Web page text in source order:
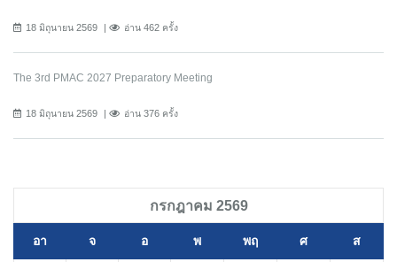
18 มิถุนายน 2569 อ่าน 462 ครั้ง
The 3rd PMAC 2027 Preparatory Meeting
18 มิถุนายน 2569 อ่าน 376 ครั้ง
กรกฎาคม 2569
อา จ อ พ พฤ ศ ส